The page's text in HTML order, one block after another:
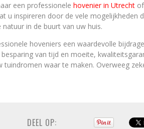
een professionele hovenier in Utrecht
u inspireren door de vele mogelijkheden
in de buurt van uw huis.
hoveniers een waardevolle
van tijd en moeite,
tuindromen waar te maken. Overweeg
DEEL OP: